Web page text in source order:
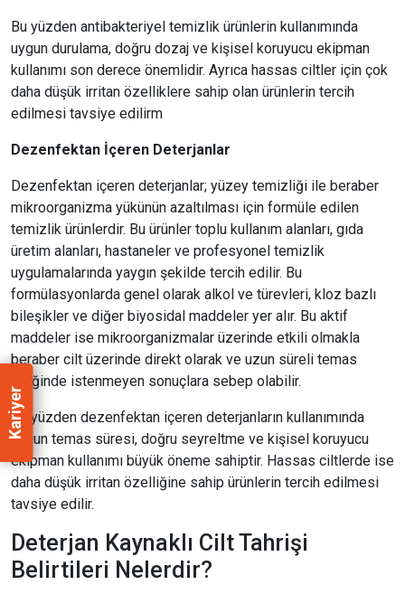
Bu yüzden antibakteriyel temizlik ürünlerin kullanımında
uygun durulama, doğru dozaj ve kişisel koruyucu ekipman
kullanımı son derece önemlidir. Ayrıca hassas ciltler için çok
daha düşük irritan özelliklere sahip olan ürünlerin tercih
edilmesi tavsiye edilirm
Dezenfektan İçeren Deterjanlar
Dezenfektan içeren deterjanlar; yüzey temizliği ile beraber
mikroorganizma yükünün azaltılması için formüle edilen
temizlik ürünlerdir. Bu ürünler toplu kullanım alanları, gıda
üretim alanları, hastaneler ve profesyonel temizlik
uygulamalarında yaygın şekilde tercih edilir. Bu
formülasyonlarda genel olarak alkol ve türevleri, kloz bazlı
bileşikler ve diğer biyosidal maddeler yer alır. Bu aktif
maddeler ise mikroorganizmalar üzerinde etkili olmakla
beraber cilt üzerinde direkt olarak ve uzun süreli temas
ettiğinde istenmeyen sonuçlara sebep olabilir.
Bu yüzden dezenfektan içeren deterjanların kullanımında
uygun temas süresi, doğru seyreltme ve kişisel koruyucu
ekipman kullanımı büyük öneme sahiptir. Hassas ciltlerde ise
daha düşük irritan özelliğine sahip ürünlerin tercih edilmesi
tavsiye edilir.
Deterjan Kaynaklı Cilt Tahrişi
Belirtileri Nelerdir?
Kariyer